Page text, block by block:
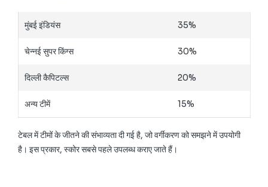
मुंबई इंडियंस 35%
चेन्नई सुपर किंग्स 30%
दिल्ली कैपिटल्स 20%
अन्य टीमें 15%
टेबल में टीमों के जीतने की संभाव्यता दी गई है, जो वर्गीकरण को समझने में उपयोगी
है। इस प्रकार, स्कोर सबसे पहले उपलब्ध कराए जाते हैं।